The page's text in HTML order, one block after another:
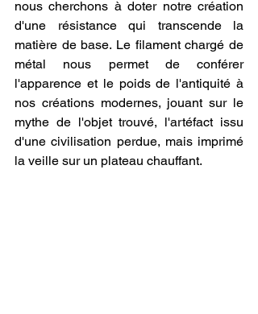
nous cherchons à doter notre création
d'une résistance qui transcende la
matière de base. Le filament chargé de
métal nous permet de conférer
l'apparence et le poids de l'antiquité à
nos créations modernes, jouant sur le
mythe de l'objet trouvé, l'artéfact issu
d'une civilisation perdue, mais imprimé
la veille sur un plateau chauffant.